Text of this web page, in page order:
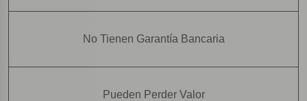
No Tienen Garantía Bancaria
Pueden Perder Valor